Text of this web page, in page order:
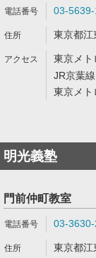
03-
東京都江
東京メト
JR京葉
東京メト
明光義塾
門前仲町教室
03-
東京都江